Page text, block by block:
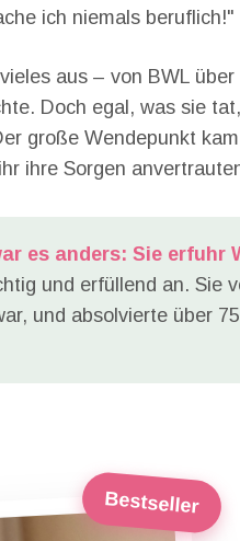
ich niemals beruflich!"
aus – von BWL
Doch egal, was sie
große Wendepunkt
ihre Sorgen
es anders: Sie erfuhr
und erfüllend an. Sie
und absolvierte über
Bestseller